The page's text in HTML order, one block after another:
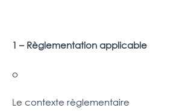
1 – Règlementation applicable
o
Le contexte règlementaire